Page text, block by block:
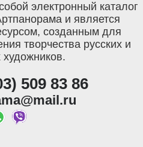
электронный каталог
и является
созданным для
творчества русских и
художников.
509 83 86